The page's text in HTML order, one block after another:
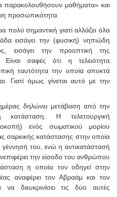
παρακολουθήσουν μαθήματα» και
προσωπικότητα.
πολύ σημαντική γιατί αλλάζει όλα
εισάγει την (φυσική) νηπιώδη
εισάγει την προοπτική της
Είναι σαφές ότι η τελειότητα
ταυτότητα την οποία αποκτά
Γιατί όμως γίνεται αυτό με την
δηλώνει μετάβαση από την
κατάσταση. Η τελετουργική
ενός σωματικού μορίου
σαρκικής κατάστασης στην οποία
του, ενώ η αντικατάστασή
την είσοδο του ανθρώπου
η οποία τον οδηγεί στην
αναφέρει τον Αβραάμ και τον
διευκρινίσει τις δύο αυτές